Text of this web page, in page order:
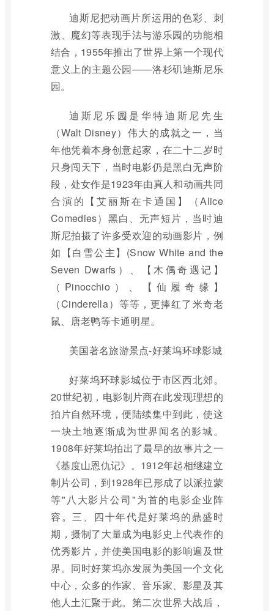
迪斯尼把动画片所运用的色彩、刺
激、魔幻等表现手法与游乐园的功能相
结合，1955年推出了世界上第一个现代
意义上的主题公园——洛杉矶迪斯尼乐
园。
迪斯尼乐园是华特迪斯尼先生
（Walt Disney）伟大的成就之一，当
年他凭着本身创意起家，在二十二岁时
只身闯天下，当时电影仍是黑白无声阶
段，处女作是1923年由真人和动画共同
合演的【艾丽斯在卡通国】（Alice
Comedies）黑白、无声短片，当时迪
斯尼拍摄了许多受欢迎的动画影片，例
如【白雪公主】(Snow White and the
Seven Dwarfs）、【木偶奇遇记】
（Pinocchio）、【仙履奇缘】
（Cinderella）等等，更捧红了米奇老
鼠、唐老鸭等卡通明星。
美国著名旅游景点-好莱坞环球影城
好莱坞环球影城位于市区西北郊。
20世纪初，电影制片商在此发现理想的
拍片自然环境，便陆续集中到此，使这
一块土地逐渐成为世界闻名的影城。
1908年好莱坞拍出了最早的故事片之一
《基度山恩仇记》。1912年起相继建立
制片公司，到1928年已形成了以派拉蒙
等"八大影片公司"为首的电影企业阵
容。三、四十年代是好莱坞的鼎盛时
期，摄制了大量成为电影史上代表作的
优秀影片，并使美国电影的影响遍及世
界。同时好莱坞亦发展为美国一个文化
中心，众多的作家、音乐家、影星及其
他人土汇聚于此。第二次世界大战后，